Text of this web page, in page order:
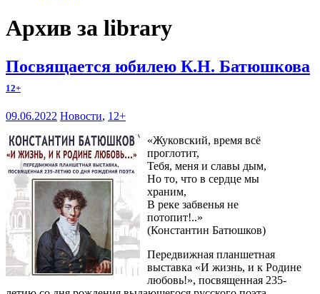
Архив за library
Посвящается юбилею К.Н. Батюшкова
12+
09.06.2022 Новости, 12+
«Жуковский, время всё
проглотит,
Тебя, меня и славы дым,
Но то, что в сердце мы
храним,
В реке забвенья не
потопит!..»
(Константин Батюшков)
Передвижная планшетная
выставка «И жизнь, и к Родине
любовь!», посвященная 235-